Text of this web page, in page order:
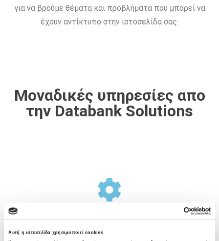
Αυτή η ιστοσελίδα χρησιμοποιεί cookies
για να βρούμε θέματα και προβλήματα που μπορεί να
έχουν αντίκτυπο στην ιστοσελίδα σας.
Μοναδικές υπηρεσίες απο
την Databank Solutions
Σχεδιασμός Υποδομής
Η Databank Solutions προσφέρει μια ολοκληρωμένη